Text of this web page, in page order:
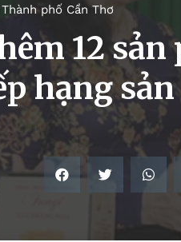
Thành phố Cần Thơ
12 sản
hạng sản